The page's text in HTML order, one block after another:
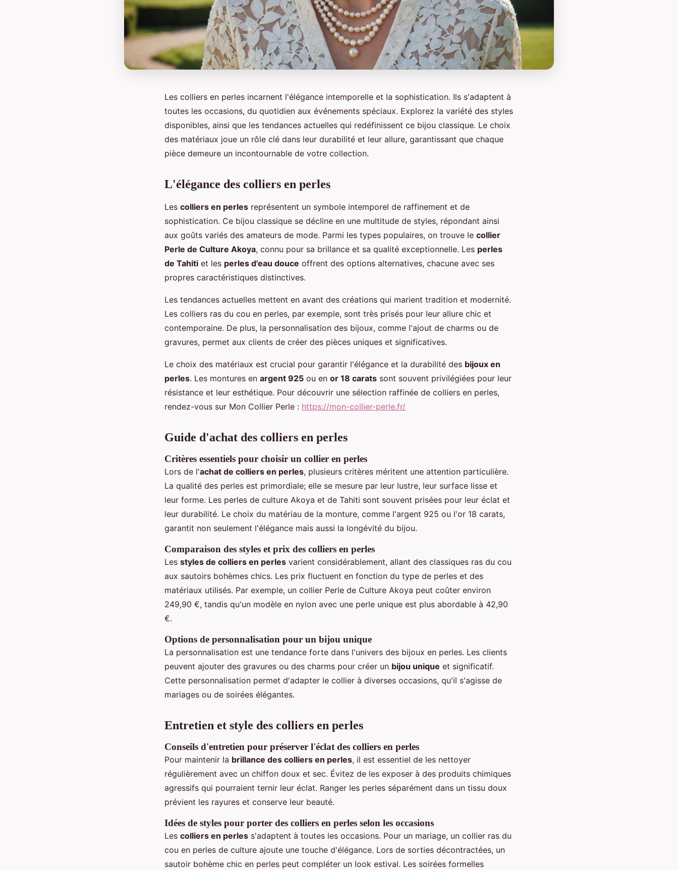
Les colliers en perles incarnent l'élégance intemporelle et la sophistication. Ils s'adaptent à
toutes les occasions, du quotidien aux événements spéciaux. Explorez la variété des styles
disponibles, ainsi que les tendances actuelles qui redéfinissent ce bijou classique. Le choix
des matériaux joue un rôle clé dans leur durabilité et leur allure, garantissant que chaque
pièce demeure un incontournable de votre collection.
L'élégance des colliers en perles
Les colliers en perles représentent un symbole intemporel de raffinement et de
sophistication. Ce bijou classique se décline en une multitude de styles, répondant ainsi
aux goûts variés des amateurs de mode. Parmi les types populaires, on trouve le collier
Perle de Culture Akoya, connu pour sa brillance et sa qualité exceptionnelle. Les perles
de Tahiti et les perles d'eau douce offrent des options alternatives, chacune avec ses
propres caractéristiques distinctives.
Les tendances actuelles mettent en avant des créations qui marient tradition et modernité.
Les colliers ras du cou en perles, par exemple, sont très prisés pour leur allure chic et
contemporaine. De plus, la personnalisation des bijoux, comme l'ajout de charms ou de
gravures, permet aux clients de créer des pièces uniques et significatives.
Le choix des matériaux est crucial pour garantir l'élégance et la durabilité des bijoux en
perles. Les montures en argent 925 ou en or 18 carats sont souvent privilégiées pour leur
résistance et leur esthétique. Pour découvrir une sélection raffinée de colliers en perles,
rendez-vous sur Mon Collier Perle : https://mon-collier-perle.fr/
Guide d'achat des colliers en perles
Critères essentiels pour choisir un collier en perles
Lors de l'achat de colliers en perles, plusieurs critères méritent une attention particulière.
La qualité des perles est primordiale; elle se mesure par leur lustre, leur surface lisse et
leur forme. Les perles de culture Akoya et de Tahiti sont souvent prisées pour leur éclat et
leur durabilité. Le choix du matériau de la monture, comme l'argent 925 ou l'or 18 carats,
garantit non seulement l'élégance mais aussi la longévité du bijou.
Comparaison des styles et prix des colliers en perles
Les styles de colliers en perles varient considérablement, allant des classiques ras du cou
aux sautoirs bohèmes chics. Les prix fluctuent en fonction du type de perles et des
matériaux utilisés. Par exemple, un collier Perle de Culture Akoya peut coûter environ
249,90 €, tandis qu'un modèle en nylon avec une perle unique est plus abordable à 42,90
€.
Options de personnalisation pour un bijou unique
La personnalisation est une tendance forte dans l'univers des bijoux en perles. Les clients
peuvent ajouter des gravures ou des charms pour créer un bijou unique et significatif.
Cette personnalisation permet d'adapter le collier à diverses occasions, qu'il s'agisse de
mariages ou de soirées élégantes.
Entretien et style des colliers en perles
Conseils d'entretien pour préserver l'éclat des colliers en perles
Pour maintenir la brillance des colliers en perles, il est essentiel de les nettoyer
régulièrement avec un chiffon doux et sec. Évitez de les exposer à des produits chimiques
agressifs qui pourraient ternir leur éclat. Ranger les perles séparément dans un tissu doux
prévient les rayures et conserve leur beauté.
Idées de styles pour porter des colliers en perles selon les occasions
Les colliers en perles s'adaptent à toutes les occasions. Pour un mariage, un collier ras du
cou en perles de culture ajoute une touche d'élégance. Lors de sorties décontractées, un
sautoir bohème chic en perles peut compléter un look estival. Les soirées formelles